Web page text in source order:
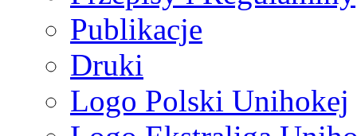
Publikacje
Druki
Logo Polski Unihokej